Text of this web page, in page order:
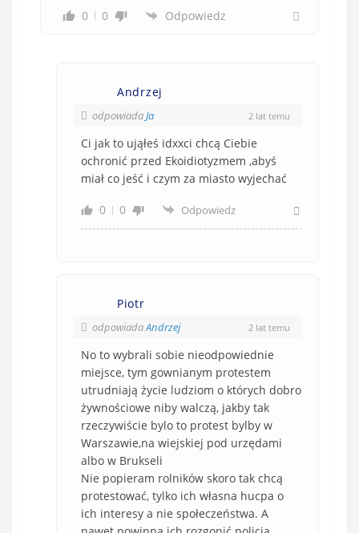
0 0 Odpowiedz
Andrzej
odpowiadaJa 2 lat temu
Ci jak to ująłeś idxxci chcą Ciebie
ochronić przed Ekoidiotyzmem ,abyś
miał co jeść i czym za miasto wyjechać
0 0 Odpowiedz
Piotr
odpowiadaAndrzej 2 lat temu
No to wybrali sobie nieodpowiednie
miejsce, tym gownianym protestem
utrudniają życie ludziom o których dobro
żywnościowe niby walczą, jakby tak
rzeczywiście bylo to protest bylby w
Warszawie,na wiejskiej pod urzędami
albo w Brukseli
Nie popieram rolników skoro tak chcą
protestować, tylko ich własna hucpa o
ich interesy a nie społeczeństwa. A